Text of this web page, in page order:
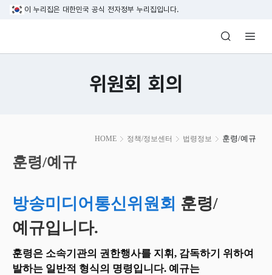
본문 바로가기
이 누리집은 대한민국 공식 전자정부 누리집입니다.
방송미디어통신위원회 Korea Media
위원회 회의
HOME 정책/정보센터 법령정보 훈령/예규
시
작
훈령/예규
방송미디어통신위원회 훈령/
예규입니다.
훈령은 소속기관의 권한행사를 지휘, 감독하기 위하여
발하는 일반적 형식의 명령입니다. 예규는